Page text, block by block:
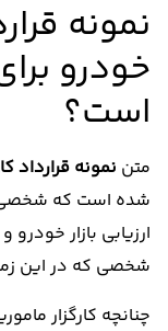
نمونه
خودرو
است؟
متن نمونه قرارداد
شده‌ است که شخصی
ارزیابی بازار
شخصی که در این
چنانچه کارگزار